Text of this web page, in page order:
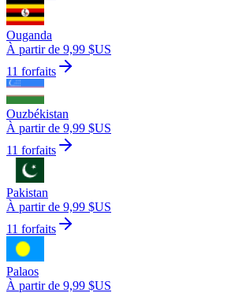
Ouganda
À partir de 9,99 $US
11 forfaits
Ouzbékistan
À partir de 9,99 $US
11 forfaits
Pakistan
À partir de 9,99 $US
11 forfaits
Palaos
À partir de 9,99 $US